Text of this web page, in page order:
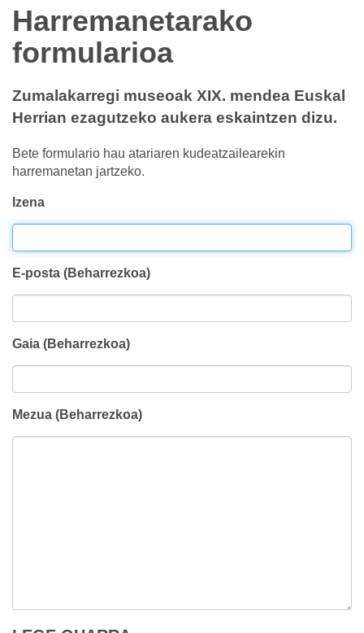
Harremanetarako
formularioa
Zumalakarregi museoak XIX. mendea Euskal
Herrian ezagutzeko aukera eskaintzen dizu.
Bete formulario hau atariaren kudeatzailearekin
harremanetan jartzeko.
Izena
E-posta (Beharrezkoa)
Gaia (Beharrezkoa)
Mezua (Beharrezkoa)